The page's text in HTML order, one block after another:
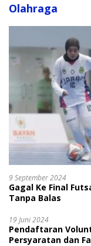
Olahraga
9 September 2024
Gagal Ke Final
Tanpa Balas
19 Juni 2024
Pendaftaran
Persyaratan dan